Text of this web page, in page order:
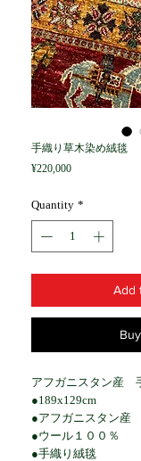
手織り草木染め絨毯
¥220,000Price
Quantity *
Add
アフガニスタン産
●189x129cm
●アフガニスタン産
●ウール１００％
●手織り絨毯